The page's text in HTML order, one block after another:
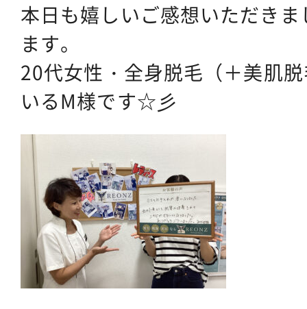
本日も嬉しいご感想いただき
ます。
20代女性・全身脱毛（＋美肌
いるM様です☆彡